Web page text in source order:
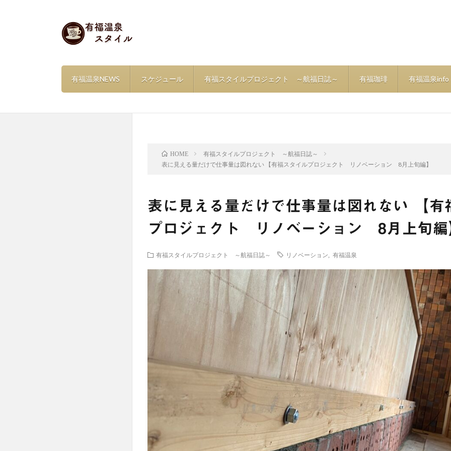
有福温泉NEWS スケジュール 有福スタイルプロジェクト ～航福日誌～ 有福珈琲 有福温泉info
HOME
有福スタイルプロジェクト ～航福日誌～
表に見える量だけで仕事量は図れない 【有福スタイルプロジェクト リノベーション 8月上旬編】
表に見える量だけで仕事量は図れない 【有
プロジェクト リノベーション 8月上旬編
有福スタイルプロジェクト ～航福日誌～ リノベーション 有福温泉